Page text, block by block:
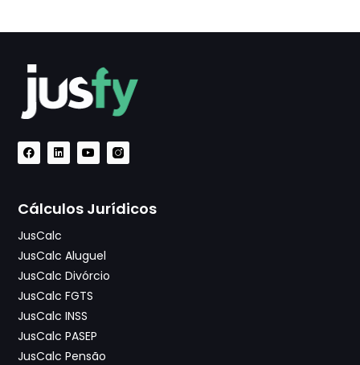
Cálculos Jurídicos
JusCalc
JusCalc Aluguel
JusCalc Divórcio
JusCalc FGTS
JusCalc INSS
JusCalc PASEP
JusCalc Pensão